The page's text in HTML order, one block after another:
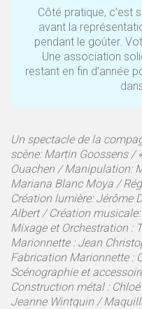
Côté pratique, c’est
avant la
pendant le goûter.
Une association
restant en fin d’année
Un spectacle de la
scène: Martin Goossens /
Ouachen / Manipulation:
Mariana Blanc Moya /
Création lumière: Jérôme
Albert / Création
Mixage et Orchestration :
Marionnette : Jean
Fabrication Marionnette :
Scénographie et
Construction métal :
Jeanne Wintquin /